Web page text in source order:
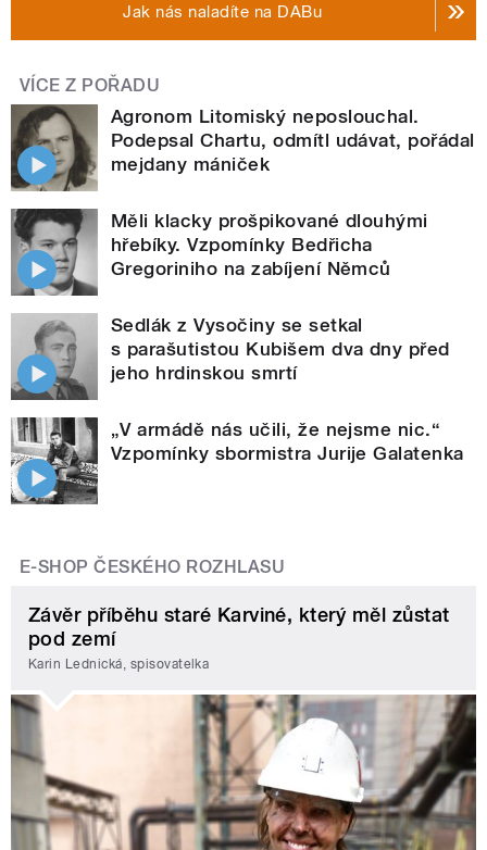
Jak nás naladíte na DABu
VÍCE Z POŘADU
Agronom Litomiský neposlouchal.
Podepsal Chartu, odmítl udávat, pořádal
mejdany mániček
Měli klacky prošpikované dlouhými
hřebíky. Vzpomínky Bedřicha
Gregoriniho na zabíjení Němců
Sedlák z Vysočiny se setkal
s parašutistou Kubišem dva dny před
jeho hrdinskou smrtí
„V armádě nás učili, že nejsme nic.“
Vzpomínky sbormistra Jurije Galatenka
E-SHOP ČESKÉHO ROZHLASU
Závěr příběhu staré Karviné, který měl zůstat
pod zemí
Karin Lednická, spisovatelka